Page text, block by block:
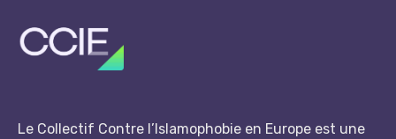
Le Collectif Contre l’Islamophobie en Europe est une